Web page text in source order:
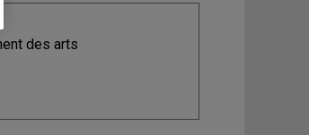
des arts